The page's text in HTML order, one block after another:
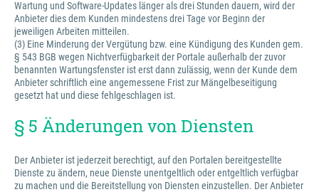
Wartung und Software-Updates länger als drei Stunden dauern, wird der
Anbieter dies dem Kunden mindestens drei Tage vor Beginn der
jeweiligen Arbeiten mitteilen.
(3) Eine Minderung der Vergütung bzw. eine Kündigung des Kunden gem.
§ 543 BGB wegen Nichtverfügbarkeit der Portale außerhalb der zuvor
benannten Wartungsfenster ist erst dann zulässig, wenn der Kunde dem
Anbieter schriftlich eine angemessene Frist zur Mängelbeseitigung
gesetzt hat und diese fehlgeschlagen ist.
§ 5 Änderungen von Diensten
Der Anbieter ist jederzeit berechtigt, auf den Portalen bereitgestellte
Dienste zu ändern, neue Dienste unentgeltlich oder entgeltlich verfügbar
zu machen und die Bereitstellung von Diensten einzustellen. Der Anbieter